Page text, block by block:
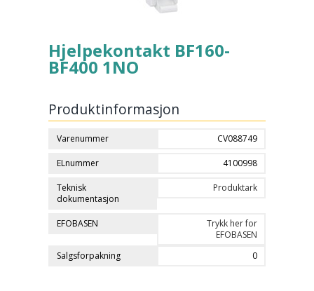
Hjelpekontakt BF160-
BF400 1NO
Produktinformasjon
Varenummer CV088749
ELnummer 4100998
Teknisk
dokumentasjon
Produktark
EFOBASEN
Trykk her for
EFOBASEN
Salgsforpakning
0